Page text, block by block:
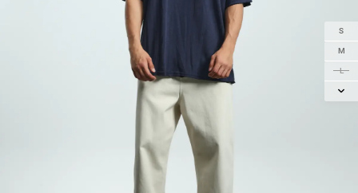
S
M
L
XL